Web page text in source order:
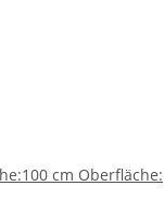
cm Oberfläche: